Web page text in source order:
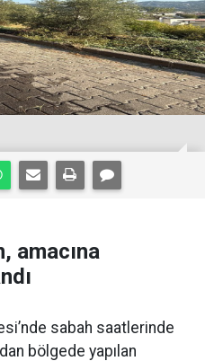
amacına
sabah saatlerinde
bölgede yapılan